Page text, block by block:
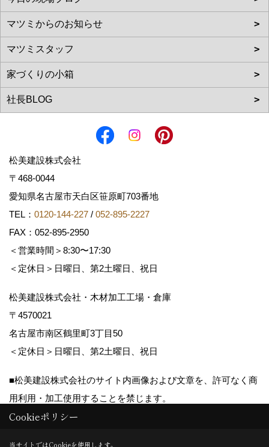
松美建設株式会社
〒468-0044
愛知県名古屋市天白区笹原町703番地
TEL： 0120-144-227 / 052-895-2227
FAX：052-895-2950
＜営業時間＞8:30〜17:30
＜定休日＞日曜日、第2土曜日、祝日
松美建設株式会社・木材加工工場・倉庫
〒4570021
名古屋市南区鶴里町3丁目50
＜定休日＞日曜日、第2土曜日、祝日
■松美建設株式会社のサイト内画像および文章を、許可なく商
用利用・加工使用することを禁じます。
Copyright (c) matsumikensetsu. All Rights Reserved.
Cookieポリシー
当サイトではCookieを使用します。